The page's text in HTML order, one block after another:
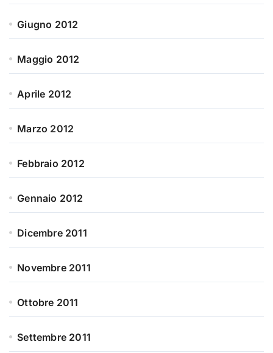
Giugno 2012
Maggio 2012
Aprile 2012
Marzo 2012
Febbraio 2012
Gennaio 2012
Dicembre 2011
Novembre 2011
Ottobre 2011
Settembre 2011